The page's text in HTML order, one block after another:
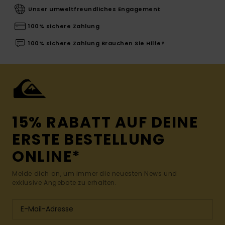
Unser umweltfreundliches Engagement
100% sichere Zahlung
100% sichere Zahlung Brauchen Sie Hilfe?
15% RABATT AUF DEINE
ERSTE BESTELLUNG
ONLINE*
Melde dich an, um immer die neuesten News und
exklusive Angebote zu erhalten.